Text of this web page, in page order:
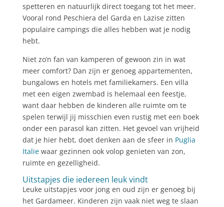
spetteren en natuurlijk direct toegang tot het meer.
Vooral rond Peschiera del Garda en Lazise zitten
populaire campings die alles hebben wat je nodig
hebt.
Niet zo’n fan van kamperen of gewoon zin in wat
meer comfort? Dan zijn er genoeg appartementen,
bungalows en hotels met familiekamers. Een villa
met een eigen zwembad is helemaal een feestje,
want daar hebben de kinderen alle ruimte om te
spelen terwijl jij misschien even rustig met een boek
onder een parasol kan zitten. Het gevoel van vrijheid
dat je hier hebt, doet denken aan de sfeer in Puglia
Italiewaar gezinnen ook volop genieten van zon,
ruimte en gezelligheid.
Uitstapjes die iedereen leuk vindt
Leuke uitstapjes voor jong en oud zijn er genoeg bij
het Gardameer. Kinderen zijn vaak niet weg te slaan